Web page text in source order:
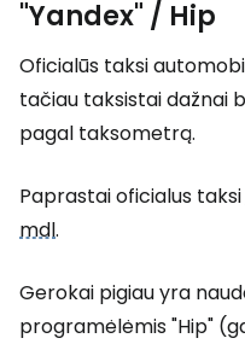
"Yandex" / Hip
Oficialūs taksi
tačiau taksistai dažnai
pagal taksometrą.
Paprastai oficialus
mdl.
Gerokai pigiau yra
programėlėmis "Hip"